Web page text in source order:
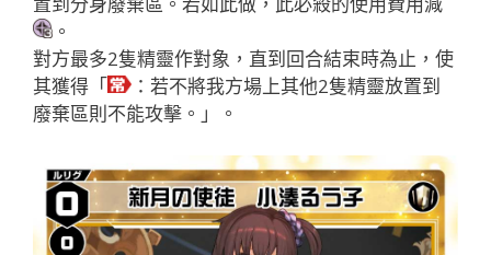
。
對方最多2隻精靈作對象，直到回合結束時為止，使
其獲得「
：若不將我方場上其他2隻精靈放置到
廢棄區則不能攻擊。」。